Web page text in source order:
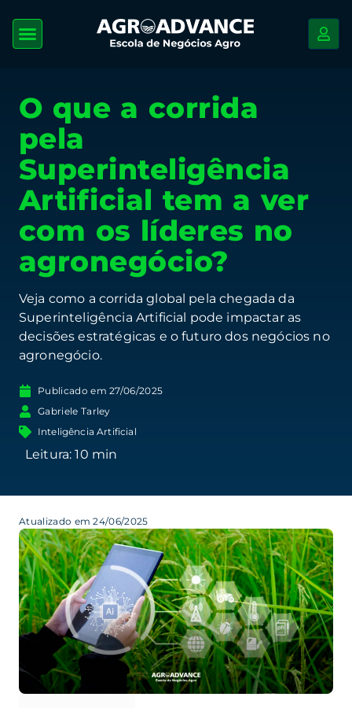
O que a corrida
pela
Superinteligência
Artificial tem a ver
com os líderes no
agronegócio?
Veja como a corrida global pela chegada da
Superinteligência Artificial pode impactar as
decisões estratégicas e o futuro dos negócios no
agronegócio.
Publicado em 27/06/2025
Gabriele Tarley
Inteligência Artificial
Atualizado em 24/06/2025